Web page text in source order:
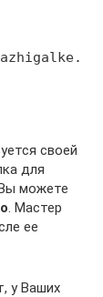
своей
для
можете
. Мастер
ее
у Ваших